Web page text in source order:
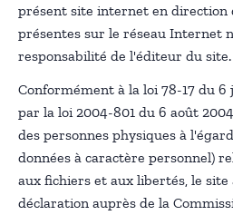
présent site internet en direction
présentes sur le réseau Internet
responsabilité de l'éditeur du site.
Conformément à la loi 78-17 du 6
par la loi 2004-801 du 6 août
des personnes physiques à
données à caractère personnel)
aux fichiers et aux libertés, le
déclaration auprès de la